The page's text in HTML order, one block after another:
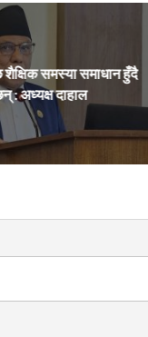
शैक्षिक समस्या समाधान हुँदै
: अध्यक्ष दाहाल